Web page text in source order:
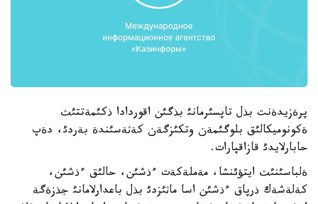
پرةزيدةنت بذل تاپسئرمانئ بذگئن اقوردادا ذكئمةتتئث
ةكونوميكالئق بلوگئمةن وتكئزگةن كةثةسئندة بةردئ، دةپ
حابارلايدئ قازاقپارات.
ةلباسئنئث ايتؤئنشا، مةملةكةت ءذشئن، حالئق ءذشئن،
كةلةشةك ذرپاق ءذشئن اسا ماثئزدئ بذل باعدارلامانئ جذزةگة